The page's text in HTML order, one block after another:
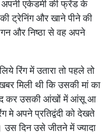
अपनी एकेडमी की फ्रेंड के
ट्रेनिंग और खाने पीने की
और निष्ठा से वह अपने
रिंग में उतारा तो पहले तो
मिली थी कि उसकी मां का
कर उसकी आंखों में आंसू आ
मे अपने प्रतिद्वंदी को देखते
दिन उसे जीतने में ज्यादा